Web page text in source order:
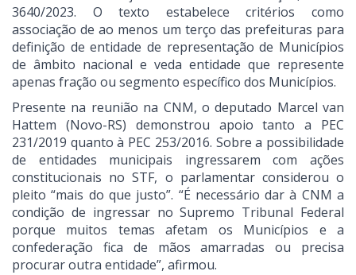
3640/2023. O texto estabelece critérios como
associação de ao menos um terço das prefeituras para
definição de entidade de representação de Municípios
de âmbito nacional e veda entidade que represente
apenas fração ou segmento específico dos Municípios.
Presente na reunião na CNM, o deputado Marcel van
Hattem (Novo-RS) demonstrou apoio tanto a PEC
231/2019 quanto à PEC 253/2016. Sobre a possibilidade
de entidades municipais ingressarem com ações
constitucionais no STF, o parlamentar considerou o
pleito “mais do que justo”. “É necessário dar à CNM a
condição de ingressar no Supremo Tribunal Federal
porque muitos temas afetam os Municípios e a
confederação fica de mãos amarradas ou precisa
procurar outra entidade”, afirmou.